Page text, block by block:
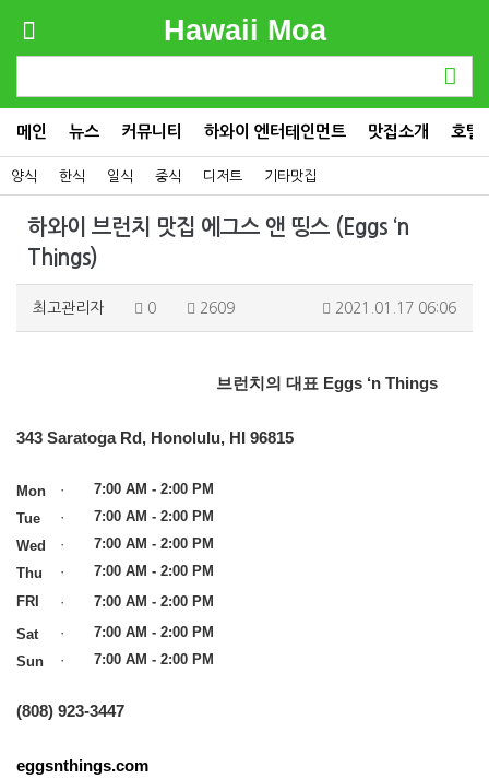
Hawaii Moa
메인 뉴스 커뮤니티 하와이 엔터테인먼트 맛집소개 호텔
양식 한식 일식 중식 디저트 기타맛집
하와이 브런치 맛집 에그스 앤 띵스 (Eggs ‘n
Things)
최고관리자 0 2609 2021.01.17 06:06
브런치의 대표 Eggs ‘n Things
343 Saratoga Rd, Honolulu, HI 96815
Mon ·
7:00 AM - 2:00 PM
Tue
·
7:00 AM - 2:00 PM
Wed
·
7:00 AM - 2:00 PM
Thu
·
7:00 AM - 2:00 PM
FRI
·
7:00 AM - 2:00 PM
Sat
·
7:00 AM - 2:00 PM
Sun
· 7:00 AM - 2:00 PM
(808) 923-3447
eggsnthings.com